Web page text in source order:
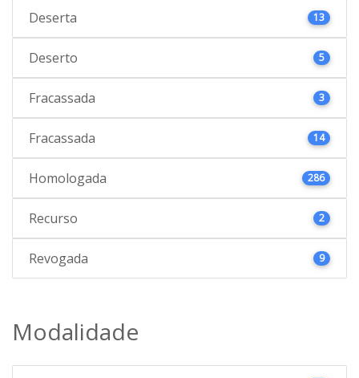
Deserta 13
Deserto 5
Fracassada 3
Fracassada 14
Homologada 286
Recurso 2
Revogada 9
Modalidade